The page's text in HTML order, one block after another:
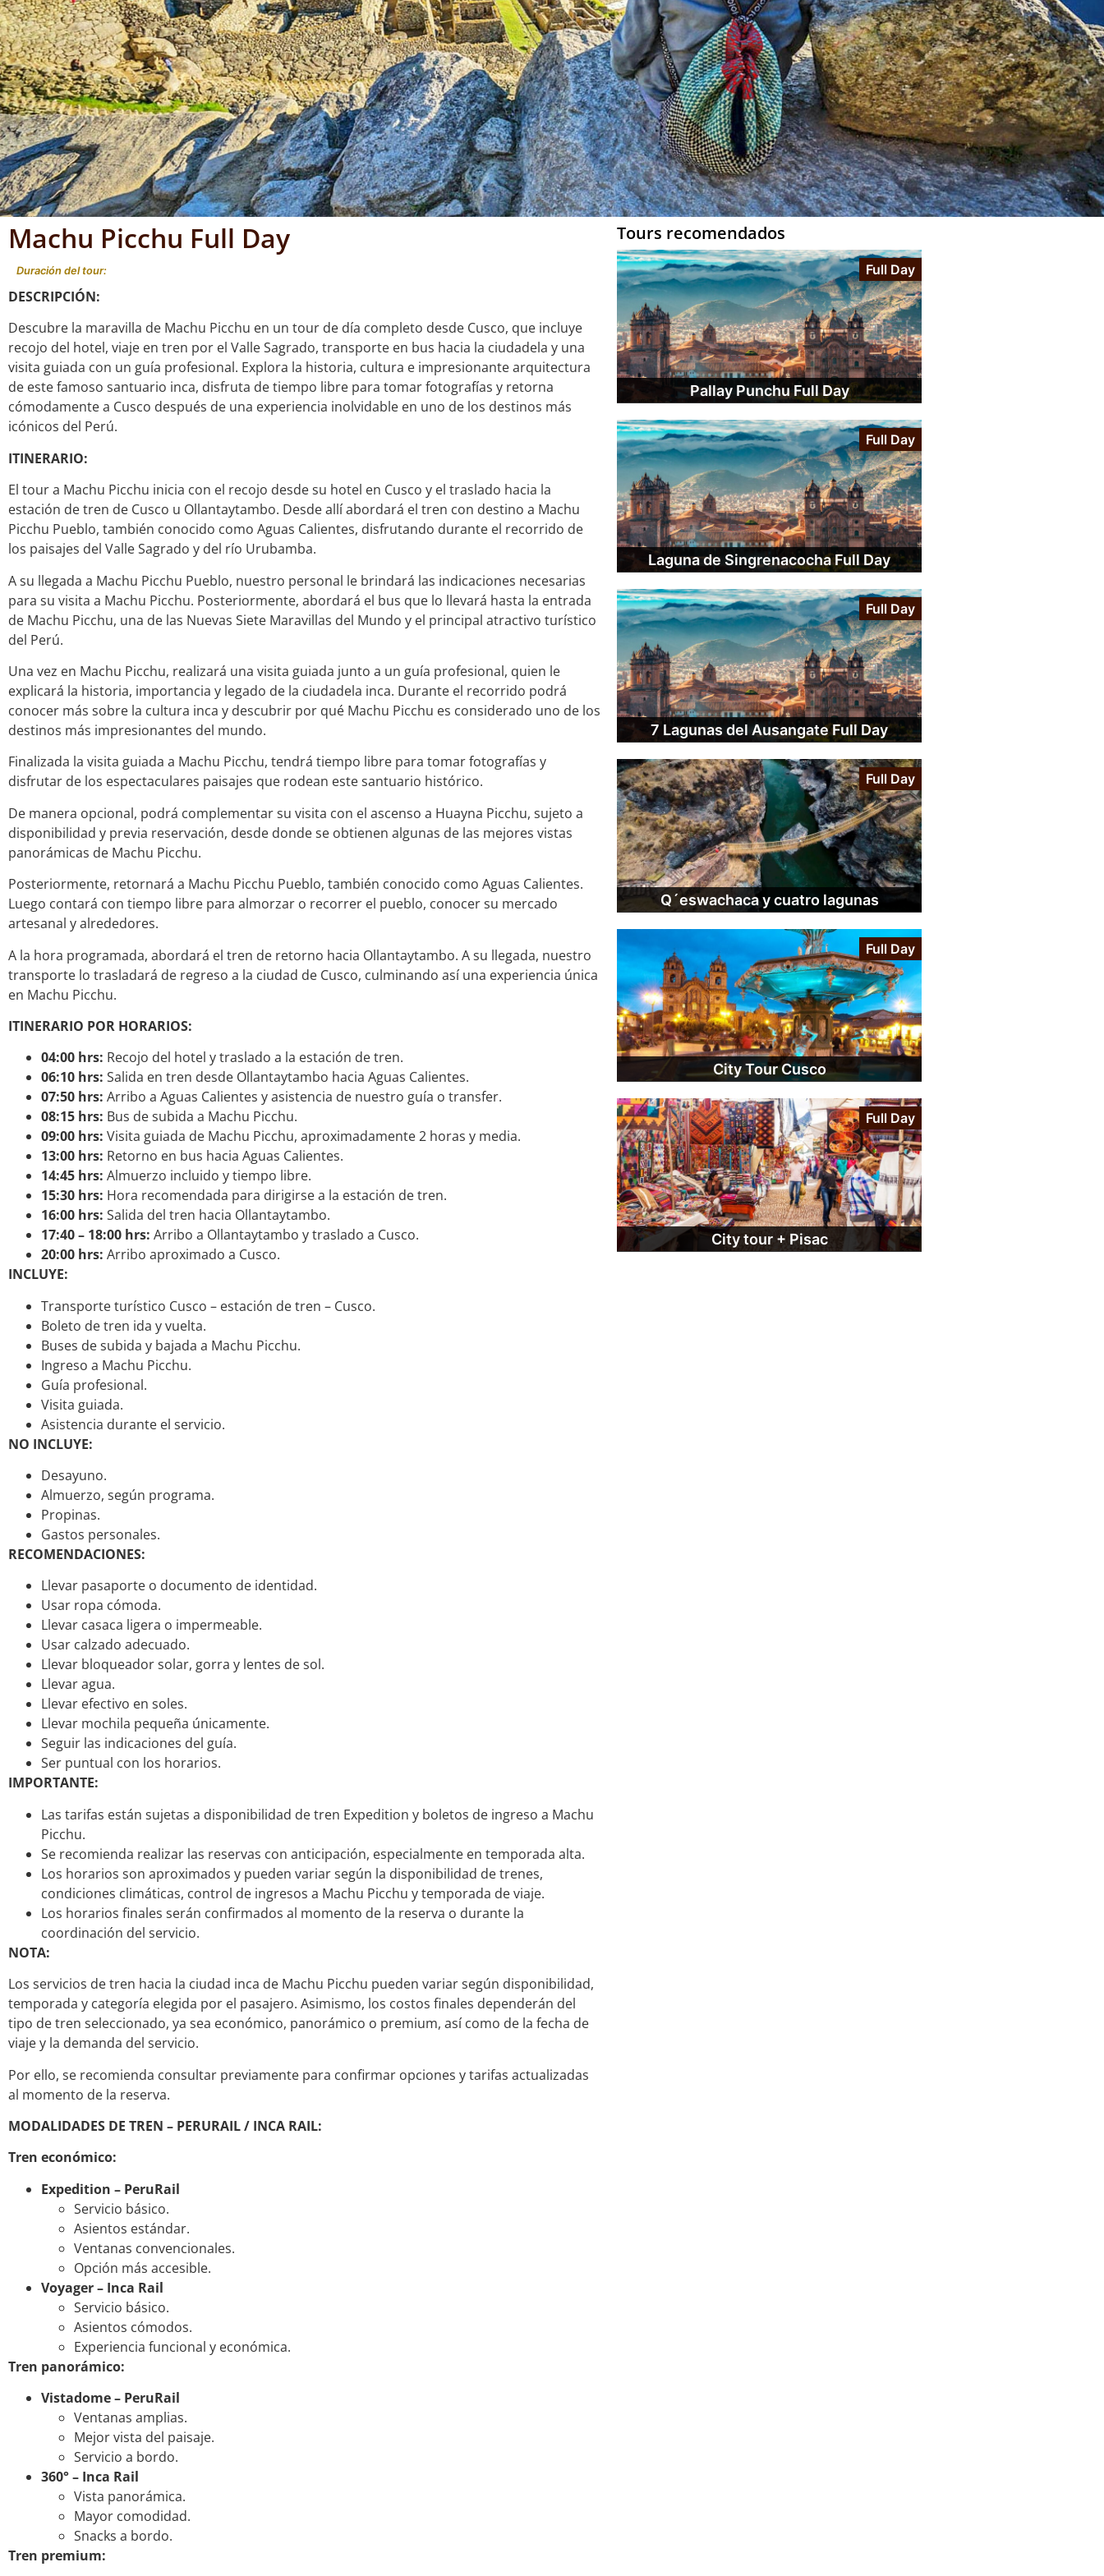
Machu Picchu Full Day
Duración del tour:
DESCRIPCIÓN:
Descubre la maravilla de Machu Picchu en un tour de día completo desde Cusco, que incluye
recojo del hotel, viaje en tren por el Valle Sagrado, transporte en bus hacia la ciudadela y una
visita guiada con un guía profesional. Explora la historia, cultura e impresionante arquitectura
de este famoso santuario inca, disfruta de tiempo libre para tomar fotografías y retorna
cómodamente a Cusco después de una experiencia inolvidable en uno de los destinos más
icónicos del Perú.
ITINERARIO:
El tour a Machu Picchu inicia con el recojo desde su hotel en Cusco y el traslado hacia la
estación de tren de Cusco u Ollantaytambo. Desde allí abordará el tren con destino a Machu
Picchu Pueblo, también conocido como Aguas Calientes, disfrutando durante el recorrido de
los paisajes del Valle Sagrado y del río Urubamba.
A su llegada a Machu Picchu Pueblo, nuestro personal le brindará las indicaciones necesarias
para su visita a Machu Picchu. Posteriormente, abordará el bus que lo llevará hasta la entrada
de Machu Picchu, una de las Nuevas Siete Maravillas del Mundo y el principal atractivo turístico
del Perú.
Una vez en Machu Picchu, realizará una visita guiada junto a un guía profesional, quien le
explicará la historia, importancia y legado de la ciudadela inca. Durante el recorrido podrá
conocer más sobre la cultura inca y descubrir por qué Machu Picchu es considerado uno de los
destinos más impresionantes del mundo.
Finalizada la visita guiada a Machu Picchu, tendrá tiempo libre para tomar fotografías y
disfrutar de los espectaculares paisajes que rodean este santuario histórico.
De manera opcional, podrá complementar su visita con el ascenso a Huayna Picchu, sujeto a
disponibilidad y previa reservación, desde donde se obtienen algunas de las mejores vistas
panorámicas de Machu Picchu.
Posteriormente, retornará a Machu Picchu Pueblo, también conocido como Aguas Calientes.
Luego contará con tiempo libre para almorzar o recorrer el pueblo, conocer su mercado
artesanal y alrededores.
A la hora programada, abordará el tren de retorno hacia Ollantaytambo. A su llegada, nuestro
transporte lo trasladará de regreso a la ciudad de Cusco, culminando así una experiencia única
en Machu Picchu.
ITINERARIO POR HORARIOS:
04:00 hrs: Recojo del hotel y traslado a la estación de tren.
06:10 hrs: Salida en tren desde Ollantaytambo hacia Aguas Calientes.
07:50 hrs: Arribo a Aguas Calientes y asistencia de nuestro guía o transfer.
08:15 hrs: Bus de subida a Machu Picchu.
09:00 hrs: Visita guiada de Machu Picchu, aproximadamente 2 horas y media.
13:00 hrs: Retorno en bus hacia Aguas Calientes.
14:45 hrs: Almuerzo incluido y tiempo libre.
15:30 hrs: Hora recomendada para dirigirse a la estación de tren.
16:00 hrs: Salida del tren hacia Ollantaytambo.
17:40 – 18:00 hrs: Arribo a Ollantaytambo y traslado a Cusco.
20:00 hrs: Arribo aproximado a Cusco.
INCLUYE:
Transporte turístico Cusco – estación de tren – Cusco.
Boleto de tren ida y vuelta.
Buses de subida y bajada a Machu Picchu.
Ingreso a Machu Picchu.
Guía profesional.
Visita guiada.
Asistencia durante el servicio.
NO INCLUYE:
Desayuno.
Almuerzo, según programa.
Propinas.
Gastos personales.
RECOMENDACIONES:
Llevar pasaporte o documento de identidad.
Usar ropa cómoda.
Llevar casaca ligera o impermeable.
Usar calzado adecuado.
Llevar bloqueador solar, gorra y lentes de sol.
Llevar agua.
Llevar efectivo en soles.
Llevar mochila pequeña únicamente.
Seguir las indicaciones del guía.
Ser puntual con los horarios.
IMPORTANTE:
Las tarifas están sujetas a disponibilidad de tren Expedition y boletos de ingreso a Machu
Picchu.
Se recomienda realizar las reservas con anticipación, especialmente en temporada alta.
Los horarios son aproximados y pueden variar según la disponibilidad de trenes,
condiciones climáticas, control de ingresos a Machu Picchu y temporada de viaje.
Los horarios finales serán confirmados al momento de la reserva o durante la
coordinación del servicio.
NOTA:
Los servicios de tren hacia la ciudad inca de Machu Picchu pueden variar según disponibilidad,
temporada y categoría elegida por el pasajero. Asimismo, los costos finales dependerán del
tipo de tren seleccionado, ya sea económico, panorámico o premium, así como de la fecha de
viaje y la demanda del servicio.
Por ello, se recomienda consultar previamente para confirmar opciones y tarifas actualizadas
al momento de la reserva.
MODALIDADES DE TREN – PERURAIL / INCA RAIL:
Tren económico:
Expedition – PeruRail
Servicio básico.
Asientos estándar.
Ventanas convencionales.
Opción más accesible.
Voyager – Inca Rail
Servicio básico.
Asientos cómodos.
Experiencia funcional y económica.
Tren panorámico:
Vistadome – PeruRail
Ventanas amplias.
Mejor vista del paisaje.
Servicio a bordo.
360° – Inca Rail
Vista panorámica.
Mayor comodidad.
Snacks a bordo.
Tren premium:
Tours recomendados
Pallay Punchu Full Day
Full Day
Laguna de Singrenacocha Full Day
Full Day
7 Lagunas del Ausangate Full Day
Full Day
Q´eswachaca y cuatro lagunas
Full Day
City Tour Cusco
Full Day
City tour + Pisac
Full Day